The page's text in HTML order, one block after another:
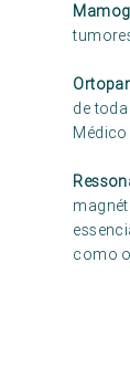
de
Médico
como